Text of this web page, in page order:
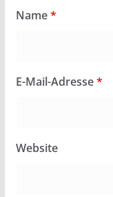
Name*
E-Mail-Adresse*
Website